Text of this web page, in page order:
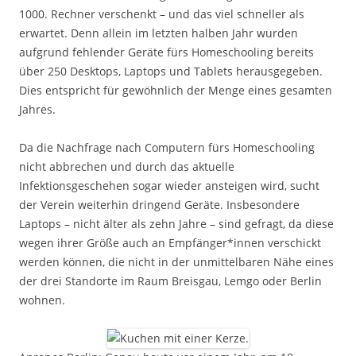
1000. Rechner verschenkt – und das viel schneller als
erwartet. Denn allein im letzten halben Jahr wurden
aufgrund fehlender Geräte fürs Homeschooling bereits
über 250 Desktops, Laptops und Tablets herausgegeben.
Dies entspricht für gewöhnlich der Menge eines gesamten
Jahres.
Da die Nachfrage nach Computern fürs Homeschooling
nicht abbrechen und durch das aktuelle
Infektionsgeschehen sogar wieder ansteigen wird, sucht
der Verein weiterhin dringend Geräte. Insbesondere
Laptops – nicht älter als zehn Jahre – sind gefragt, da diese
wegen ihrer Größe auch an Empfänger*innen verschickt
werden können, die nicht in der unmittelbaren Nähe eines
der drei Standorte im Raum Breisgau, Lemgo oder Berlin
wohnen.